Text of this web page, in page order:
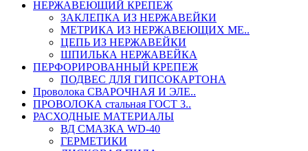
НЕРЖАВЕЮЩИЙ КРЕПЕЖ
ЗАКЛЕПКА ИЗ НЕРЖАВЕЙКИ
МЕТРИКА ИЗ НЕРЖАВЕЮЩИХ МЕ..
ЦЕПЬ ИЗ НЕРЖАВЕЙКИ
ШПИЛЬКА НЕРЖАВЕЙКА
ПЕРФОРИРОВАННЫЙ КРЕПЕЖ
ПОДВЕС ДЛЯ ГИПСОКАРТОНА
Проволока СВАРОЧНАЯ И ЭЛЕ..
ПРОВОЛОКА стальная ГОСТ 3..
РАСХОДНЫЕ МАТЕРИАЛЫ
ВД СМАЗКА WD-40
ГЕРМЕТИКИ